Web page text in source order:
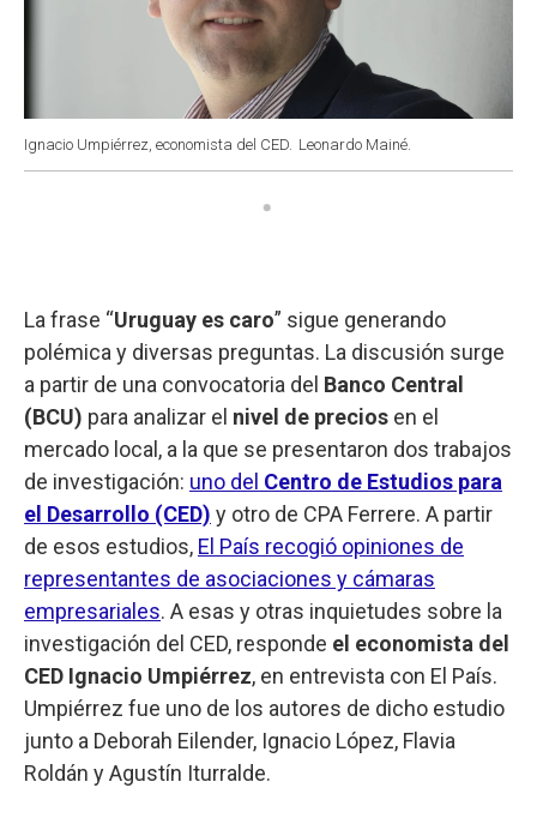
Ignacio Umpiérrez, economista del CED. Leonardo Mainé.
La frase “Uruguay es caro” sigue generando
polémica y diversas preguntas. La discusión surge
a partir de una convocatoria del Banco Central
(BCU) para analizar el nivel de precios en el
mercado local, a la que se presentaron dos trabajos
de investigación: uno del Centro de Estudios para
el Desarrollo (CED) y otro de CPA Ferrere. A partir
de esos estudios, El País recogió opiniones de
representantes de asociaciones y cámaras
empresariales. A esas y otras inquietudes sobre la
investigación del CED, responde el economista del
CED Ignacio Umpiérrez, en entrevista con El País.
Umpiérrez fue uno de los autores de dicho estudio
junto a Deborah Eilender, Ignacio López, Flavia
Roldán y Agustín Iturralde.